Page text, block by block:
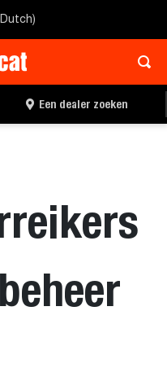
Een dealer zoeken